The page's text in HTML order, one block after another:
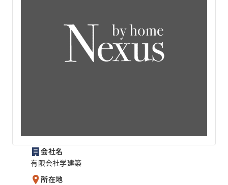
会社名
有限会社学建築
所在地